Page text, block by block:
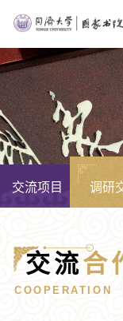
交流项目 调研
交流合
COOPERATION